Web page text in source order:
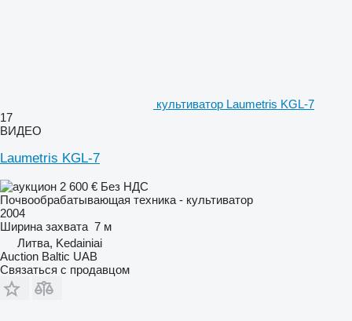
культиватор Laumetris KGL-7
17
ВИДЕО
Laumetris KGL-7
2 600 € Без НДС
Почвообрабатывающая техника - культиватор
2004
Ширина захвата 7 м
Литва, Kedainiai
Auction Baltic UAB
Связаться с продавцом